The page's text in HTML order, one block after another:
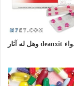
ماذا يفعل دواء deanxit وهل له آثار